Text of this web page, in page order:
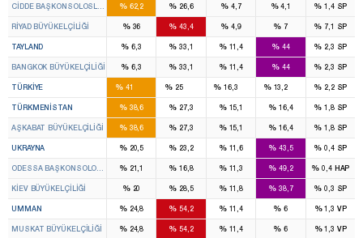
CIDDE BAŞKONSOLOSLUĞU %62,2 % 26,6 % 4,7 %4,1 % 1,4 SP
RIYAD BÜYÜKELÇILIĞI %36 % 43,4 % 4,9 % 7 % 7,1 SP
TAYLAND % 6,3 % 33,1 %11,4 %44 % 2,3 SP
BANGKOK BÜYÜKELÇILIĞI % 6,3 % 33,1 %11,4 %44 % 2,3 SP
TÜRKIYE %41
258
% 25
132
% 16,3 %13,2 % 2,2 SP
TÜRKMENISTAN %38,6 % 27,3 %15,1 % 16,4 % 1,8 SP
AŞKABAT BÜYÜKELÇILIĞI %38,6 % 27,3 %15,1 % 16,4 % 1,8 SP
UKRAYNA %20,5 % 23,2 %11,6 % 43,5 % 0,4 SP
ODESSA BAŞKONSOLOSLUĞU%21,1 % 16,8 %11,3 % 49,2 % 0,4 HAP
KIEV BÜYÜKELÇILIĞI %20 % 28,5 %11,8 % 38,7 % 0,3 SP
UMMAN %24,8 % 54,2 %11,4 % 6 %1,3VP
MUSKAT BÜYÜKELÇILIĞI %24,8 % 54,2 %11,4 % 6 %1,3VP